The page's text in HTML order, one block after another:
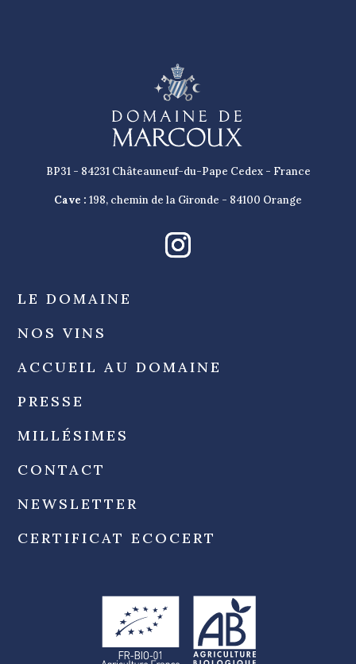
BP31 - 84231 Châteauneuf-du-Pape Cedex - France
Cave : 198, chemin de la Gironde - 84100 Orange
LE DOMAINE
NOS VINS
ACCUEIL AU DOMAINE
PRESSE
MILLÉSIMES
CONTACT
NEWSLETTER
CERTIFICAT ECOCERT